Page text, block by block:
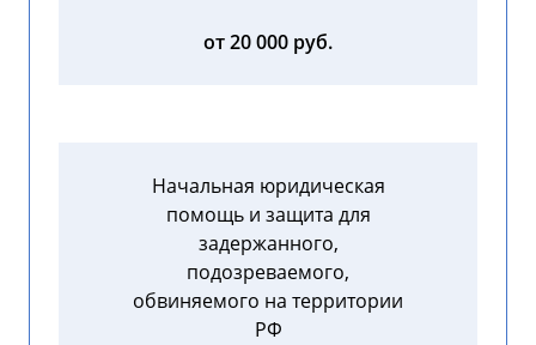
от 20 000 руб.
Начальная юридическая
помощь и защита для
задержанного,
подозреваемого,
обвиняемого на территории
РФ